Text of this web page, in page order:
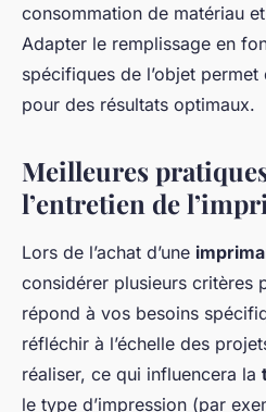
consommation de matériau
Adapter le remplissage en
spécifiques de l’objet
pour des résultats optimaux.
Meilleures
l’entretien de
Lors de l’achat d’une
considérer plusieurs critères
répond à vos besoins
réfléchir à l’échelle des
réaliser, ce qui influencera la
le type d’impression (par